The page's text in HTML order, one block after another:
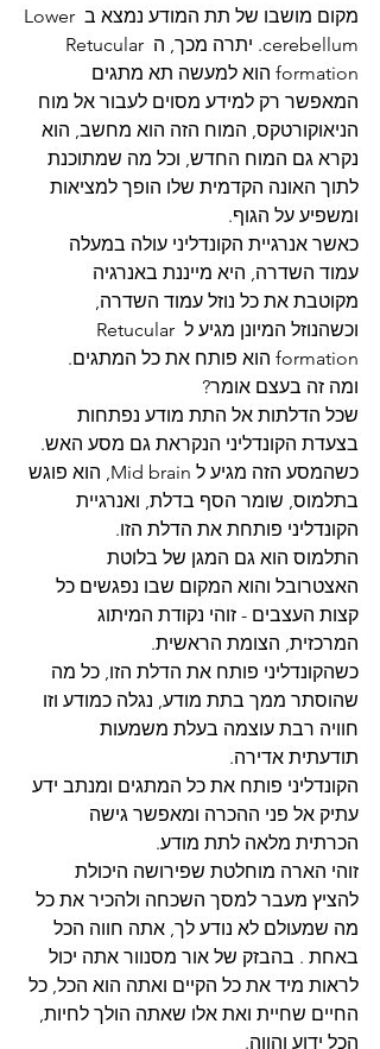
מקום מושבו של תת המודע נמצא ב Lower
cerebellum. יתרה מכך, ה Retucular
formation הוא למעשה תא מתגים
המאפשר רק למידע מסוים לעבור אל מוח
הניאוקורטקס, המוח הזה הוא מחשב, הוא
נקרא גם המוח החדש, וכל מה שמתוכנת
לתוך האונה הקדמית שלו הופך למציאות
ומשפיע על הגוף.
כאשר אנרגיית הקונדליני עולה במעלה
עמוד השדרה, היא מייננת באנרגיה
מקוטבת את כל נוזל עמוד השדרה,
וכשהנוזל המיונן מגיע ל Retucular
formation הוא פותח את כל המתגים.
ומה זה בעצם אומר?
שכל הדלתות אל התת מודע נפתחות
בצעדת הקונדליני הנקראת גם מסע האש.
כשהמסע הזה מגיע ל Mid brain, הוא פוגש
בתלמוס, שומר הסף בדלת, ואנרגיית
הקונדליני פותחת את הדלת הזו.
התלמוס הוא גם המגן של בלוטת
האצטרובל והוא המקום שבו נפגשים כל
קצות העצבים - זוהי נקודת המיתוג
המרכזית, הצומת הראשית.
כשהקונדליני פותח את הדלת הזו, כל מה
שהוסתר ממך בתת מודע, נגלה כמודע וזו
חוויה רבת עוצמה בעלת משמעות
תודעתית אדירה.
הקונדליני פותח את כל המתגים ומנתב ידע
עתיק אל פני ההכרה ומאפשר גישה
הכרתית מלאה לתת מודע.
זוהי הארה מוחלטת שפירושה היכולת
להציץ מעבר למסך השכחה ולהכיר את כל
מה שמעולם לא נודע לך, אתה חווה הכל
באחת . בהבזק של אור מסנוור אתה יכול
לראות מיד את כל הקיים ואתה הוא הכל, כל
החיים שחיית ואת אלו שאתה הולך לחיות,
הכל ידוע והווה.